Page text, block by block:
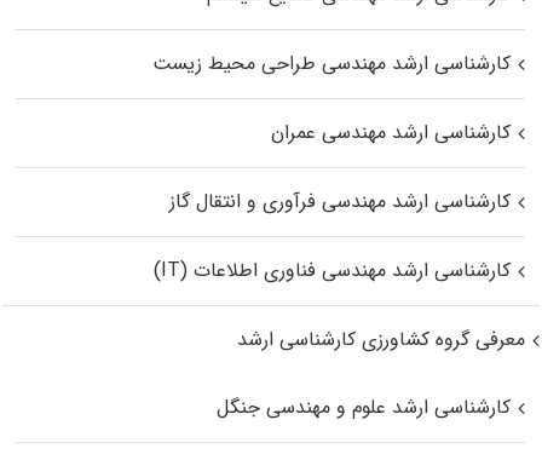
کارشناسی ارشد مهندسی طراحی محیط زیست
کارشناسی ارشد مهندسی عمران
کارشناسی ارشد مهندسی فرآوری و انتقال گاز
کارشناسی ارشد مهندسی فناوری اطلاعات (IT)
معرفی گروه کشاورزی کارشناسی ارشد
کارشناسی ارشد علوم و مهندسی جنگل